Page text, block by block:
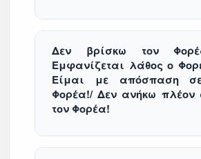
Δεν βρίσκω τον
Εμφανίζεται λάθος ο
Είμαι με απόσπαση
Φορέα!/ Δεν ανήκω πλέον
τον Φορέα!